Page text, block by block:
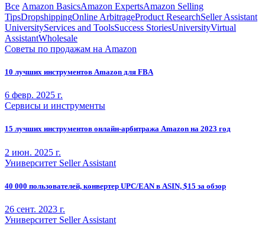
Все Amazon BasicsAmazon ExpertsAmazon Selling
TipsDropshippingOnline ArbitrageProduct ResearchSeller Assistant
UniversityServices and ToolsSuccess StoriesUniversityVirtual
AssistantWholesale
Советы по продажам на Amazon
10 лучших инструментов Amazon для FBA
6 февр. 2025 г.
Сервисы и инструменты
15 лучших инструментов онлайн-арбитража Amazon на 2023 год
2 июн. 2025 г.
Университет Seller Assistant
40 000 пользователей, конвертер UPC/EAN в ASIN, $15 за обзор
26 сент. 2023 г.
Университет Seller Assistant